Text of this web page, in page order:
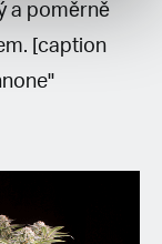
a poměrně
[caption